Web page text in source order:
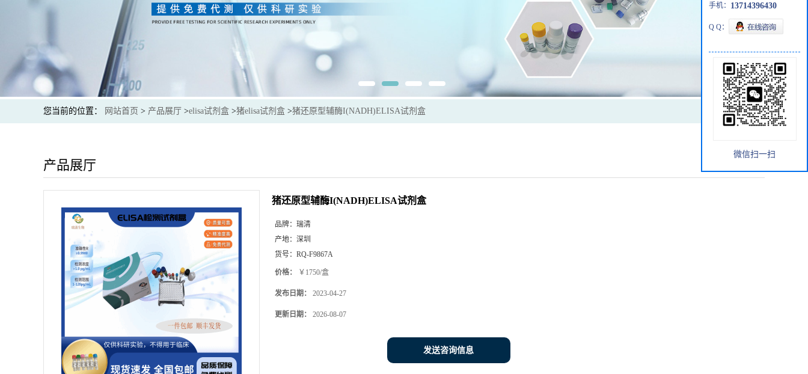
您当前的位置： 网站首页 > 产品展厅 >elisa试剂盒 >猪elisa试剂盒 >猪还原型辅酶I(NADH)ELISA试剂盒
产品展厅
猪还原型辅酶I(NADH)ELISA试剂盒
品牌： 瑞清
产地： 深圳
货号： RQ-F9867A
价格： ￥1750/盒
发布日期： 2023-04-27
更新日期： 2026-08-07
发送咨询信息
手机： 13714396430
Q Q：
微信扫一扫